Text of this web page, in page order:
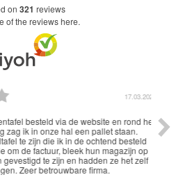
on 321 reviews
of the reviews here.
17.03.2026
besteld via de website en rond het
ik in onze hal een pallet staan.
zijn die ik in de ochtend besteld
de factuur, bleek hun magazijn op
te zijn en hadden ze het zelf
betrouwbare firma.